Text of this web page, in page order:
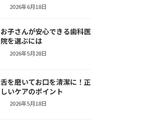
2026年6月18日
お子さんが安心できる歯科医
院を選ぶには
2026年5月28日
舌を磨いてお口を清潔に！正
しいケアのポイント
2026年5月18日